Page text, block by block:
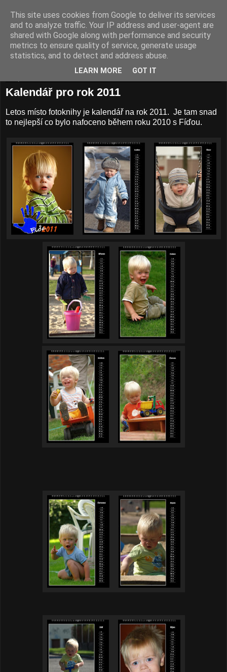
Kalendář pro rok 2011
Letos místo fotoknihy je kalendář na rok 2011. Je tam snad
to nejlepší co bylo nafoceno během roku 2010 s Fíďou.
This site uses cookies from Google to deliver its services
and to analyze traffic. Your IP address and user-agent are
shared with Google along with performance and security
metrics to ensure quality of service, generate usage
statistics, and to detect and address abuse.
LEARN MORE GOT IT